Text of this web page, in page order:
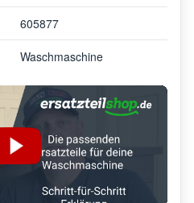
605877
Waschmaschine